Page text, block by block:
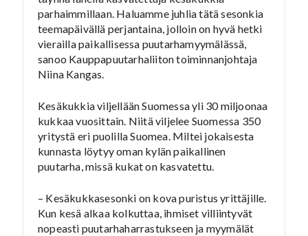
parhaimmillaan. Haluamme juhlia tätä sesonkia
teemapäivällä perjantaina, jolloin on hyvä hetki
vierailla paikallisessa puutarhamyymälässä,
sanoo Kauppapuutarhaliiton toiminnanjohtaja
Niina Kangas.
Kesäkukkia viljellään Suomessa yli 30 miljoonaa
kukkaa vuosittain. Niitä viljelee Suomessa 350
yritystä eri puolilla Suomea. Miltei jokaisesta
kunnasta löytyy oman kylän paikallinen
puutarha, missä kukat on kasvatettu.
– Kesäkukkasesonki on kova puristus yrittäjille.
Kun kesä alkaa kolkuttaa, ihmiset villiintyvät
nopeasti puutarhaharrastukseen ja myymälät